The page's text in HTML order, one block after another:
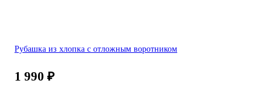
Рубашка из хлопка с отложным воротником
1 990 ₽